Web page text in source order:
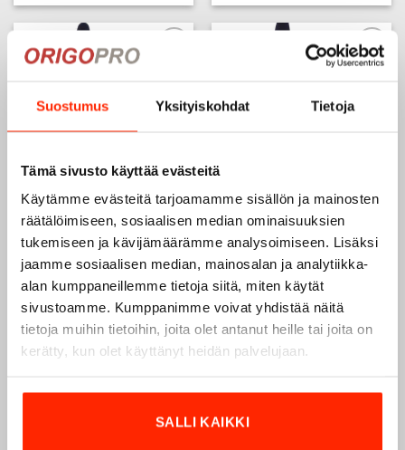
Suostumus Yksityiskohdat Tietoja
Tämä sivusto käyttää evästeitä
Käytämme evästeitä tarjoamamme sisällön ja mainosten
räätälöimiseen, sosiaalisen median ominaisuuksien
tukemiseen ja kävijämäärämme analysoimiseen. Lisäksi
jaamme sosiaalisen median, mainosalan ja analytiikka-
alan kumppaneillemme tietoja siitä, miten käytät
sivustoamme. Kumppanimme voivat yhdistää näitä
tietoja muihin tietoihin, joita olet antanut heille tai joita on
kerätty, kun olet käyttänyt heidän palvelujaan.
SALLI KAIKKI
Virvekotelo THR880i
radiopuhelimelle, keltainen
EN 20471
29,90€
Add to
Virvekotelo THR880i
radiopuhelimelle, oranssi EN
20471
29,90€